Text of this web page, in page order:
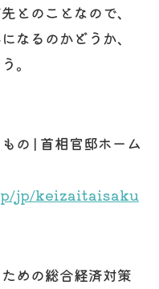
とのことなので、
なるのかどうか、
。
の | 首相官邸ホーム
jp/keizaitaisaku
めの総合経済対策